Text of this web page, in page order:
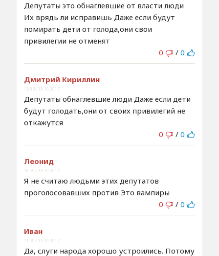
Депутаты это обнаглевшие от власти люди
Их врядь ли исправишь Даже если будут
помирать дети от голода,они свои
привилегии не отменят
0
/ 0
Дмитрий Кириллин
15:03 / 18.10.2017
Депутаты обнаглевшие люди Даже если дети
будут голодать,они от своих привилегий не
откажутся
0
/ 0
Леонид
16:39 / 18.10.2017
Я не считаю людьми этих депутатов
проголосовавших против Это вампиры
0
/ 0
Иван
11:39 / 19.10.2017
Да, слуги народа хорошо устроились. Потому